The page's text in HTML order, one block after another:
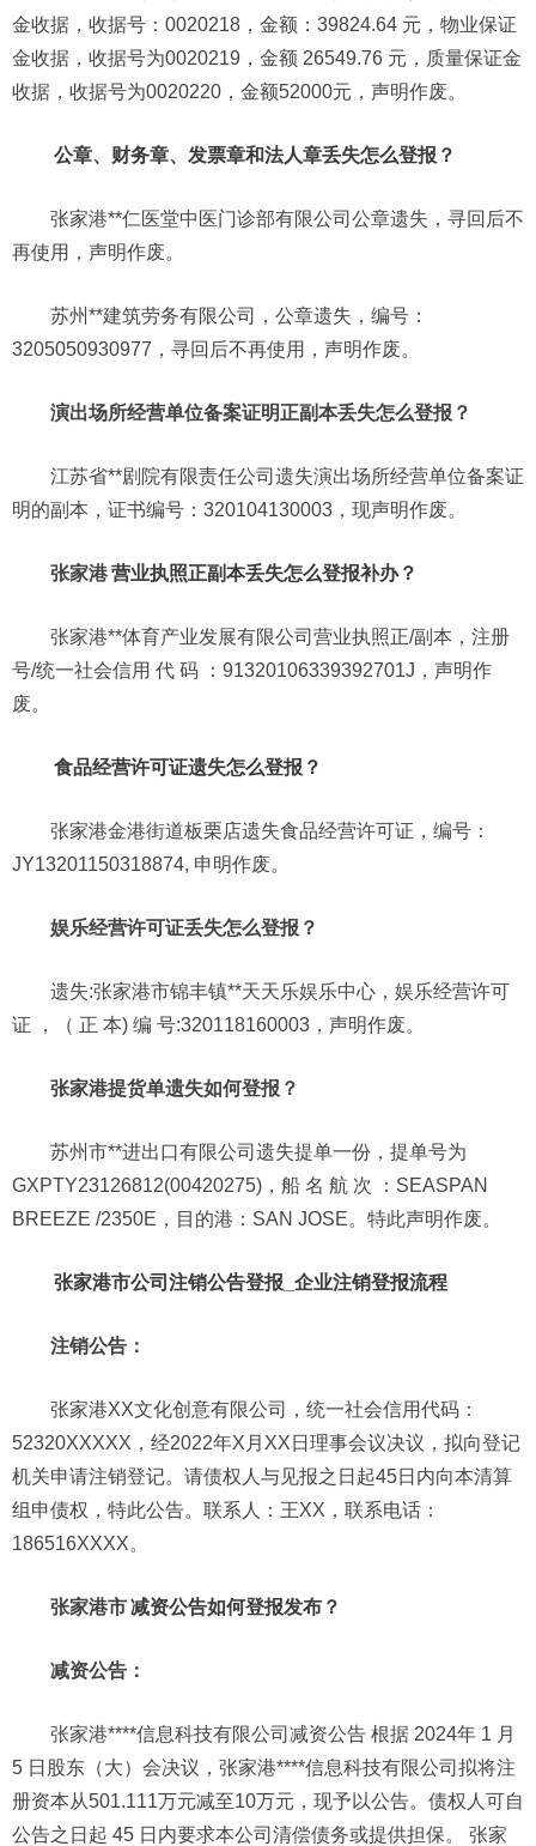
金收据，收据号：0020218，金额：39824.64 元，物业保证
金收据，收据号为0020219，金额 26549.76 元，质量保证金
收据，收据号为0020220，金额52000元，声明作废。
公章、财务章、发票章和法人章丢失怎么登报？
张家港**仁医堂中医门诊部有限公司公章遗失，寻回后不
再使用，声明作废。
苏州**建筑劳务有限公司，公章遗失，编号：
3205050930977，寻回后不再使用，声明作废。
演出场所经营单位备案证明正副本丢失怎么登报？
江苏省**剧院有限责任公司遗失演出场所经营单位备案证
明的副本，证书编号：320104130003，现声明作废。
张家港营业执照正副本丢失怎么登报补办？
张家港**体育产业发展有限公司营业执照正/副本，注册
号/统一社会信用 代 码 ：91320106339392701J，声明作
废。
食品经营许可证遗失怎么登报？
张家港金港街道板栗店遗失食品经营许可证，编号：
JY13201150318874, 申明作废。
娱乐经营许可证丢失怎么登报？
遗失:张家港市锦丰镇**天天乐娱乐中心，娱乐经营许可
证 ，（ 正 本) 编 号:320118160003，声明作废。
张家港提货单遗失如何登报？
苏州市**进出口有限公司遗失提单一份，提单号为
GXPTY23126812(00420275)，船 名 航 次 ：SEASPAN
BREEZE /2350E，目的港：SAN JOSE。特此声明作废。
张家港市公司注销公告登报_企业注销登报流程
注销公告：
张家港XX文化创意有限公司，统一社会信用代码：
52320XXXXX，经2022年X月XX日理事会议决议，拟向登记
机关申请注销登记。请债权人与见报之日起45日内向本清算
组申债权，特此公告。联系人：王XX，联系电话：
186516XXXX。
张家港市减资公告如何登报发布？
减资公告：
张家港****信息科技有限公司减资公告 根据 2024年 1 月
5 日股东（大）会决议，张家港****信息科技有限公司拟将注
册资本从501.111万元减至10万元，现予以公告。债权人可自
公告之日起 45 日内要求本公司清偿债务或提供担保。 张家